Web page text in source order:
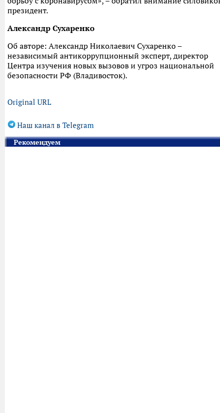
президент.
Александр Сухаренко
Об авторе: Александр Николаевич Сухаренко –
независимый антикоррупционный эксперт, директор
Центра изучения новых вызовов и угроз национальной
безопасности РФ (Владивосток).
Original URL
Наш канал в Telegram
Рекомендуем